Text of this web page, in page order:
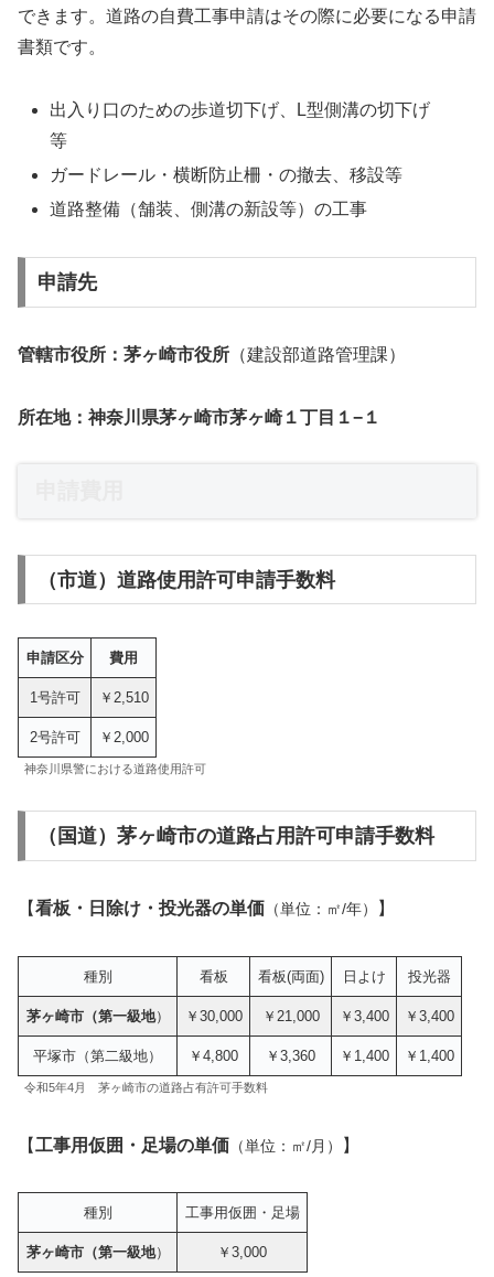
できます。道路の自費工事申請はその際に必要になる申請
書類です。
出入り口のための歩道切下げ、L型側溝の切下げ
等
ガードレール・横断防止柵・の撤去、移設等
道路整備（舗装、側溝の新設等）の工事
申請先
管轄市役所：茅ヶ崎市役所 （建設部道路管理課）
所在地：神奈川県茅ヶ崎市茅ヶ崎１丁目１−１
（市道）道路使用許可申請手数料
申請区分 費用
1号許可 ￥2,510
2号許可 ￥2,000
神奈川県警における道路使用許可
（国道）茅ヶ崎市の道路占用許可申請手数料
【看板・日除け・投光器の単価 （単位：㎡/年） 】
種別 看板 看板(両面) 日よけ 投光器
茅ヶ崎市（第一級地） ￥30,000 ￥21,000 ￥3,400 ￥3,400
平塚市（第二級地） ￥4,800 ￥3,360 ￥1,400 ￥1,400
令和5年4月 茅ヶ崎市の道路占有許可手数料
【工事用仮囲・足場の単価 （単位：㎡/月） 】
種別 工事用仮囲・足場
茅ヶ崎市（第一級地） ￥3,000